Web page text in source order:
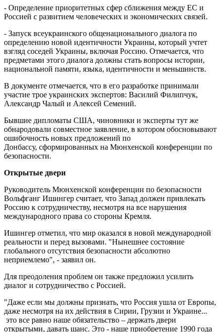
- Определение приоритетных сфер сближения между ЕС и
Россией с развитием человеческих и экономических связей.
- Запуск всеукраинского общенационального диалога по
определению новой идентичности Украины, который учтет
взгляд соседей Украины, включая Россию. Отмечается, что
предметами этого диалога должны стать вопросы истории,
национальной памяти, языка, идентичности и меньшинств.
В документе отмечается, что в его разработке принимали
участие трое украинских экспертов: Василий Филипчук,
Александр Чалый и Алексей Семений.
Бывшие дипломаты США, чиновники и эксперты тут же
обнародовали совместное заявление, в котором обосновывают
ошибочность новых предложений по
Донбассу, сформированных на Мюнхенской конференции по
безопасности.
Открытые двери
Руководитель Мюнхенской конференции по безопасности
Вольфганг Ишингер считает, что Запад должен привлекать
Россию к сотрудничеству, несмотря на все нарушения
международного права со стороны Кремля.
Ишингер отметил, что мир оказался в новой международной
реальности и перед вызовами. "Нынешнее состояние
глобального отсутствия безопасности абсолютно
неприемлемо", - заявил он.
Для преодоления проблем он также предложил усилить
диалог и сотрудничество с Россией.
"Даже если мы должны признать, что Россия ушла от Европы,
даже несмотря на их действия в Сирии, Грузии и Украине...
это все равно наше обязательство – держать двери
открытыми, давать шанс. Это - наше приобретение 1990 года